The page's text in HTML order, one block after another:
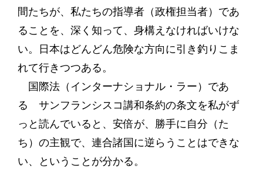
間たちが、私たちの指導者（政権担当者）であ
ることを、深く知って、身構えなければいけな
い。日本はどんどん危険な方向に引き釣りこま
れて行きつつある。
国際法（インターナショナル・ラー）であ
る サンフランシスコ講和条約の条文を私がず
っと読んでいると、安倍が、勝手に自分（た
ち）の主観で、連合諸国に逆らうことはできな
い、ということが分かる。